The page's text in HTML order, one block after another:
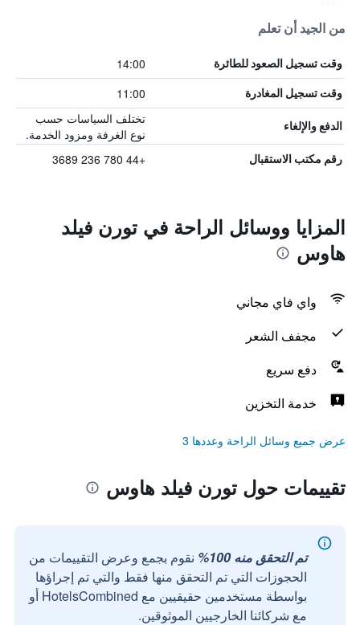
من الجيد أن تعلم
وقت تسجيل الصعود للطائرة 14:00
وقت تسجيل المغادرة 11:00
الدفع والإلغاء
تختلف السياسات حسب
نوع الغرفة ومزود الخدمة.
رقم مكتب الاستقبال +44 780 236 3689
المزايا ووسائل الراحة في تورن فيلد
هاوس
واي فاي مجاني
مجفف الشعر
دفع سريع
خدمة التخزين
عرض جميع وسائل الراحة وعددها 3
تقييمات حول تورن فيلد هاوس
تم التحقق منه 100%
نقوم بجمع وعرض التقييمات من
الحجوزات التي تم التحقق منها فقط والتي تم إجراؤها
بواسطة مستخدمين حقيقيين مع HotelsCombined أو
مع شركائنا الخارجيين الموثوقين.